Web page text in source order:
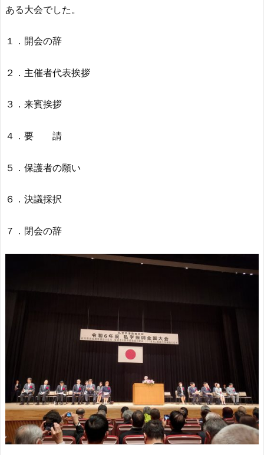
ある大会でした。
１．開会の辞
２．主催者代表挨拶
３．来賓挨拶
４．要 請
５．保護者の願い
６．決議採択
７．閉会の辞